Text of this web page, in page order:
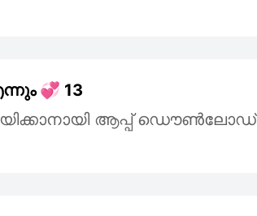
💞 13
ആപ്പ് ഡൌൺലോഡ്